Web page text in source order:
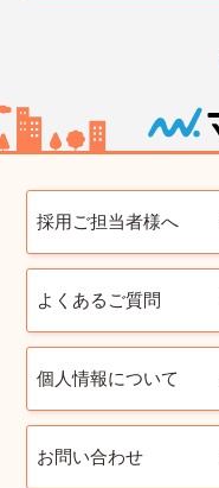
採用ご担当者様へ
よくあるご質問
個人情報について
お問い合わせ